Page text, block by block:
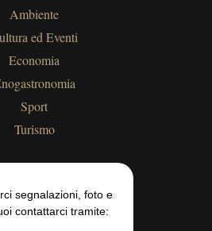
Ambiente
ed Eventi
Economia
Sport
Turismo
segnalazioni, foto e
contattarci tramite: